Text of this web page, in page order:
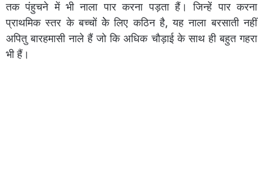
तक पंहुचने में भी नाला पार करना पड़ता हैं। जिन्हें पार करना
प्राथमिक स्तर के बच्चों केे लिए कठिन है, यह नाला बरसाती नहीं
अपितु बारहमासी नाले हैं जो कि अधिक चौड़ाई के साथ ही बहुत गहरा
भी हैं।